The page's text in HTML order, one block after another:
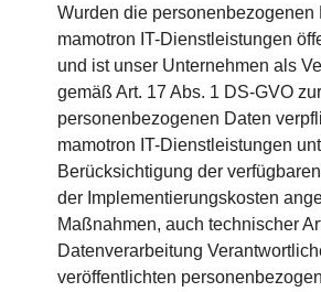
Wurden die personenbezogenen
mamotron IT-Dienstleistungen
und ist unser Unternehmen als
gemäß Art. 17 Abs. 1 DS-GVO
personenbezogenen Daten
mamotron IT-Dienstleistungen
Berücksichtigung der
der Implementierungskosten
Maßnahmen, auch technischer
Datenverarbeitung
veröffentlichten